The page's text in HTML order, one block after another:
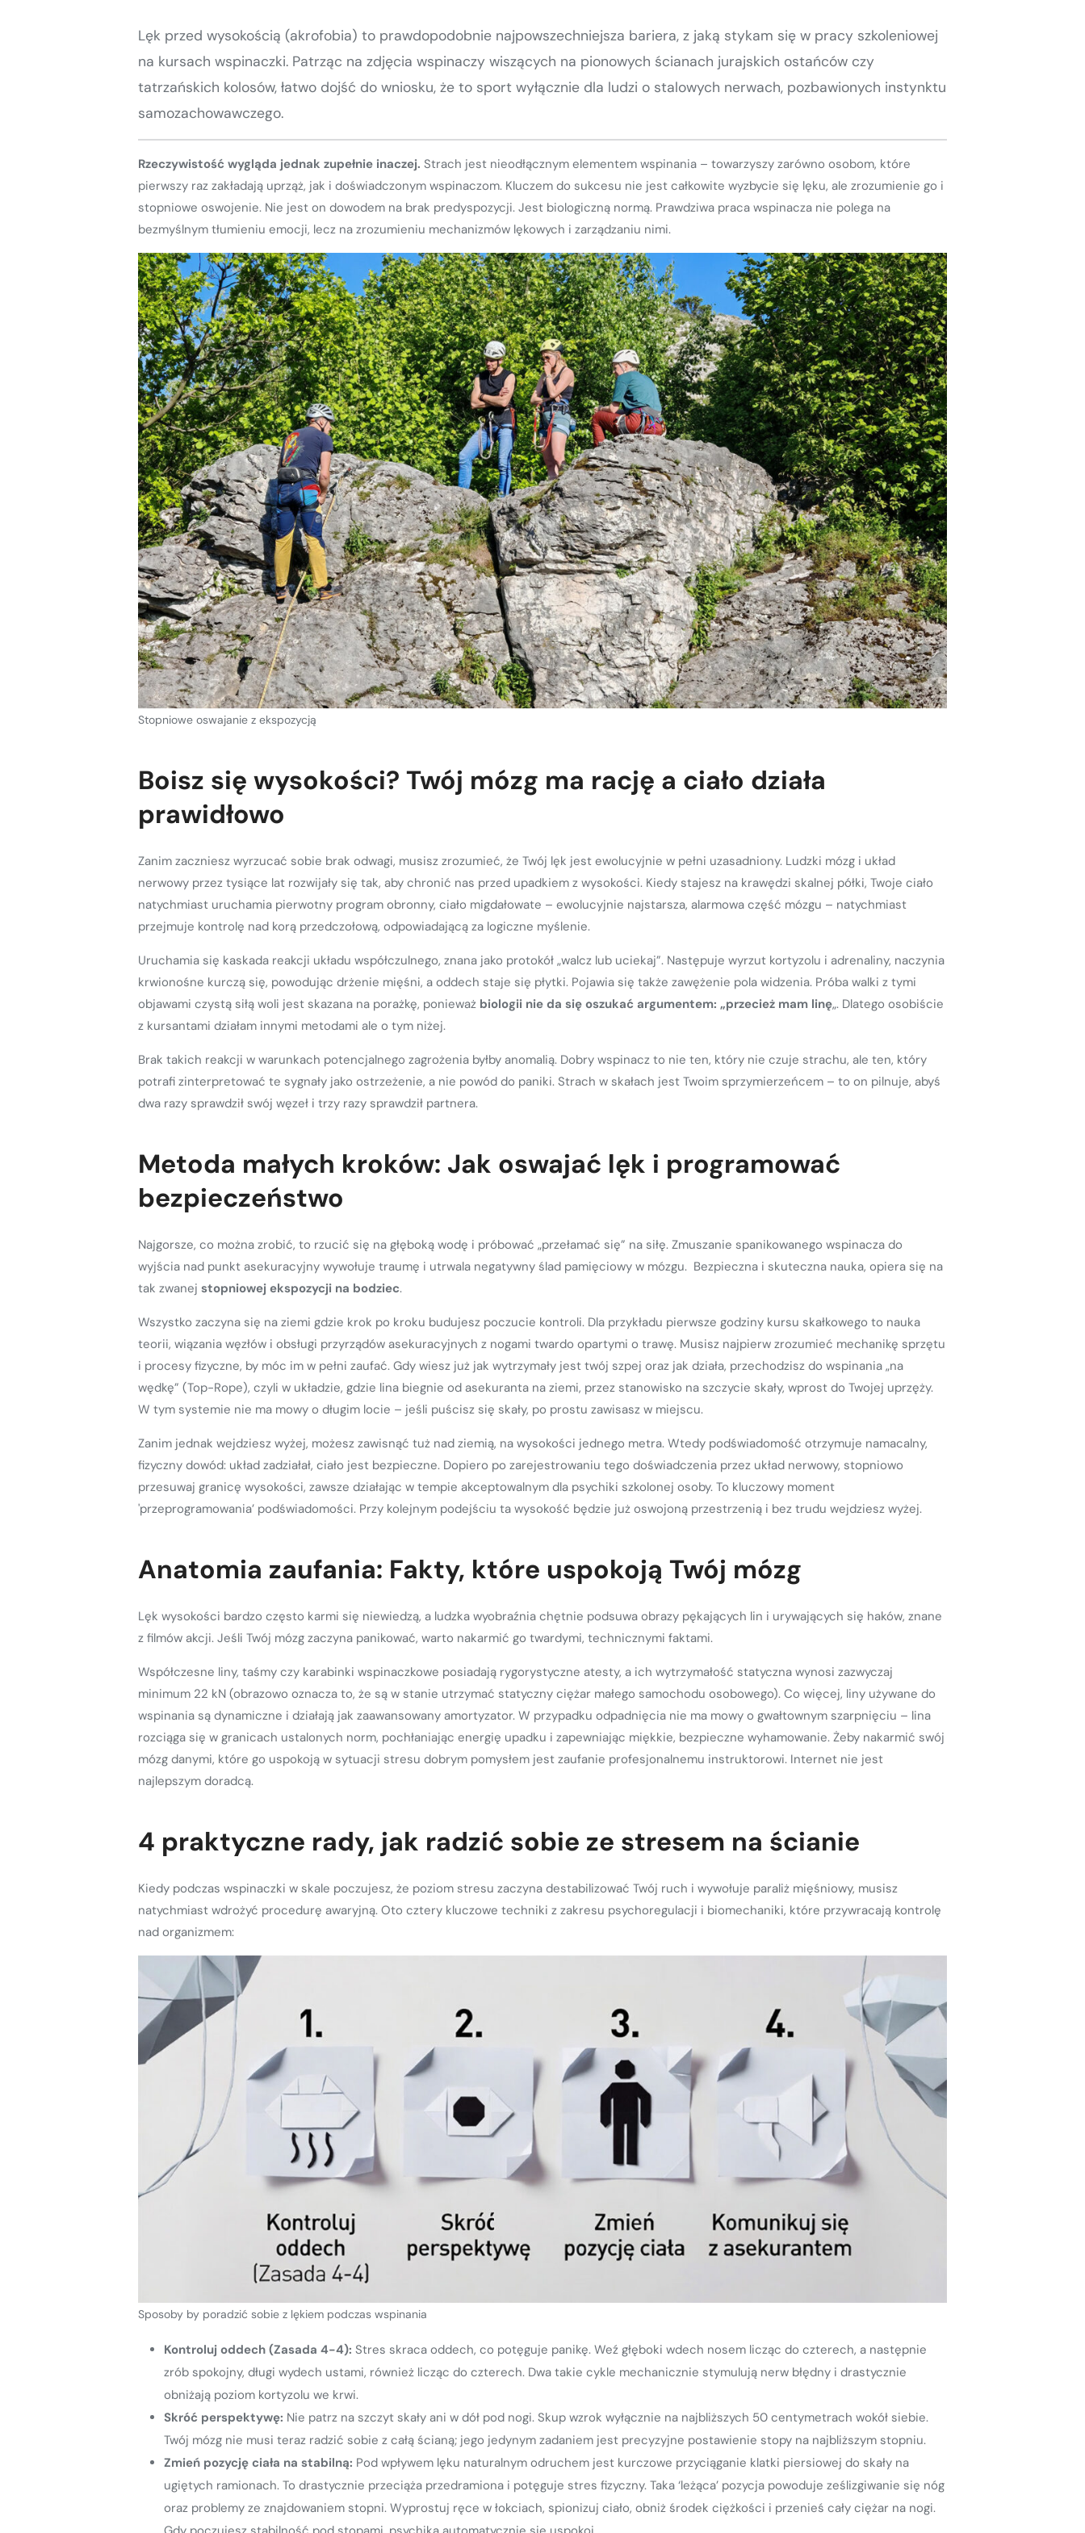
Lęk przed wysokością (akrofobia) to prawdopodobnie najpowszechniejsza bariera, z jaką stykam się w pracy szkoleniowej
na kursach wspinaczki. Patrząc na zdjęcia wspinaczy wiszących na pionowych ścianach jurajskich ostańców czy
tatrzańskich kolosów, łatwo dojść do wniosku, że to sport wyłącznie dla ludzi o stalowych nerwach, pozbawionych instynktu
samozachowawczego.
Rzeczywistość wygląda jednak zupełnie inaczej. Strach jest nieodłącznym elementem wspinania – towarzyszy zarówno osobom, które
pierwszy raz zakładają uprząż, jak i doświadczonym wspinaczom. Kluczem do sukcesu nie jest całkowite wyzbycie się lęku, ale zrozumienie go i
stopniowe oswojenie. Nie jest on dowodem na brak predyspozycji. Jest biologiczną normą. Prawdziwa praca wspinacza nie polega na
bezmyślnym tłumieniu emocji, lecz na zrozumieniu mechanizmów lękowych i zarządzaniu nimi.
Stopniowe oswajanie z ekspozycją
Boisz się wysokości? Twój mózg ma rację a ciało działa
prawidłowo
Zanim zaczniesz wyrzucać sobie brak odwagi, musisz zrozumieć, że Twój lęk jest ewolucyjnie w pełni uzasadniony. Ludzki mózg i układ
nerwowy przez tysiące lat rozwijały się tak, aby chronić nas przed upadkiem z wysokości. Kiedy stajesz na krawędzi skalnej półki, Twoje ciało
natychmiast uruchamia pierwotny program obronny, ciało migdałowate – ewolucyjnie najstarsza, alarmowa część mózgu – natychmiast
przejmuje kontrolę nad korą przedczołową, odpowiadającą za logiczne myślenie.
Uruchamia się kaskada reakcji układu współczulnego, znana jako protokół „walcz lub uciekaj”. Następuje wyrzut kortyzolu i adrenaliny, naczynia
krwionośne kurczą się, powodując drżenie mięśni, a oddech staje się płytki. Pojawia się także zawężenie pola widzenia. Próba walki z tymi
objawami czystą siłą woli jest skazana na porażkę, ponieważ biologii nie da się oszukać argumentem: „przecież mam linę„. Dlatego osobiście
z kursantami działam innymi metodami ale o tym niżej.
Brak takich reakcji w warunkach potencjalnego zagrożenia byłby anomalią. Dobry wspinacz to nie ten, który nie czuje strachu, ale ten, który
potrafi zinterpretować te sygnały jako ostrzeżenie, a nie powód do paniki. Strach w skałach jest Twoim sprzymierzeńcem – to on pilnuje, abyś
dwa razy sprawdził swój węzeł i trzy razy sprawdził partnera.
Metoda małych kroków: Jak oswajać lęk i programować
bezpieczeństwo
Najgorsze, co można zrobić, to rzucić się na głęboką wodę i próbować „przełamać się” na siłę. Zmuszanie spanikowanego wspinacza do
wyjścia nad punkt asekuracyjny wywołuje traumę i utrwala negatywny ślad pamięciowy w mózgu. Bezpieczna i skuteczna nauka, opiera się na
tak zwanej stopniowej ekspozycji na bodziec.
Wszystko zaczyna się na ziemi gdzie krok po kroku budujesz poczucie kontroli. Dla przykładu pierwsze godziny kursu skałkowego to nauka
teorii, wiązania węzłów i obsługi przyrządów asekuracyjnych z nogami twardo opartymi o trawę. Musisz najpierw zrozumieć mechanikę sprzętu
i procesy fizyczne, by móc im w pełni zaufać. Gdy wiesz już jak wytrzymały jest twój szpej oraz jak działa, przechodzisz do wspinania „na
wędkę” (Top-Rope), czyli w układzie, gdzie lina biegnie od asekuranta na ziemi, przez stanowisko na szczycie skały, wprost do Twojej uprzęży.
W tym systemie nie ma mowy o długim locie – jeśli puścisz się skały, po prostu zawisasz w miejscu.
Zanim jednak wejdziesz wyżej, możesz zawisnąć tuż nad ziemią, na wysokości jednego metra. Wtedy podświadomość otrzymuje namacalny,
fizyczny dowód: układ zadziałał, ciało jest bezpieczne. Dopiero po zarejestrowaniu tego doświadczenia przez układ nerwowy, stopniowo
przesuwaj granicę wysokości, zawsze działając w tempie akceptowalnym dla psychiki szkolonej osoby. To kluczowy moment
'przeprogramowania’ podświadomości. Przy kolejnym podejściu ta wysokość będzie już oswojoną przestrzenią i bez trudu wejdziesz wyżej.
Anatomia zaufania: Fakty, które uspokoją Twój mózg
Lęk wysokości bardzo często karmi się niewiedzą, a ludzka wyobraźnia chętnie podsuwa obrazy pękających lin i urywających się haków, znane
z filmów akcji. Jeśli Twój mózg zaczyna panikować, warto nakarmić go twardymi, technicznymi faktami.
Współczesne liny, taśmy czy karabinki wspinaczkowe posiadają rygorystyczne atesty, a ich wytrzymałość statyczna wynosi zazwyczaj
minimum 22 kN (obrazowo oznacza to, że są w stanie utrzymać statyczny ciężar małego samochodu osobowego). Co więcej, liny używane do
wspinania są dynamiczne i działają jak zaawansowany amortyzator. W przypadku odpadnięcia nie ma mowy o gwałtownym szarpnięciu – lina
rozciąga się w granicach ustalonych norm, pochłaniając energię upadku i zapewniając miękkie, bezpieczne wyhamowanie. Żeby nakarmić swój
mózg danymi, które go uspokoją w sytuacji stresu dobrym pomysłem jest zaufanie profesjonalnemu instruktorowi. Internet nie jest
najlepszym doradcą.
4 praktyczne rady, jak radzić sobie ze stresem na ścianie
Kiedy podczas wspinaczki w skale poczujesz, że poziom stresu zaczyna destabilizować Twój ruch i wywołuje paraliż mięśniowy, musisz
natychmiast wdrożyć procedurę awaryjną. Oto cztery kluczowe techniki z zakresu psychoregulacji i biomechaniki, które przywracają kontrolę
nad organizmem:
Sposoby by poradzić sobie z lękiem podczas wspinania
Kontroluj oddech (Zasada 4-4): Stres skraca oddech, co potęguje panikę. Weź głęboki wdech nosem licząc do czterech, a następnie
zrób spokojny, długi wydech ustami, również licząc do czterech. Dwa takie cykle mechanicznie stymulują nerw błędny i drastycznie
obniżają poziom kortyzolu we krwi.
Skróć perspektywę: Nie patrz na szczyt skały ani w dół pod nogi. Skup wzrok wyłącznie na najbliższych 50 centymetrach wokół siebie.
Twój mózg nie musi teraz radzić sobie z całą ścianą; jego jedynym zadaniem jest precyzyjne postawienie stopy na najbliższym stopniu.
Zmień pozycję ciała na stabilną: Pod wpływem lęku naturalnym odruchem jest kurczowe przyciąganie klatki piersiowej do skały na
ugiętych ramionach. To drastycznie przeciąża przedramiona i potęguje stres fizyczny. Taka ‘leżąca’ pozycja powoduje ześlizgiwanie się nóg
oraz problemy ze znajdowaniem stopni. Wyprostuj ręce w łokciach, spionizuj ciało, obniż środek ciężkości i przenieś cały ciężar na nogi.
Nie wiesz który wybrać?
Nie wiesz który wybrać?